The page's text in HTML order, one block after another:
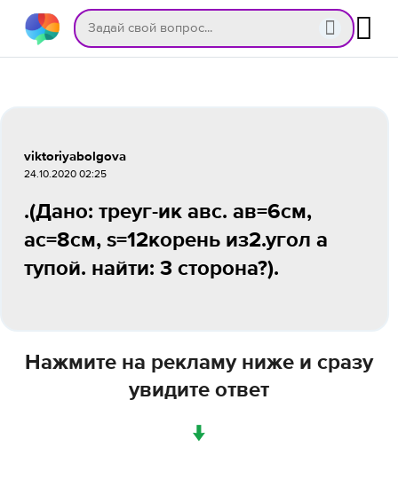
viktoriyabolgova
24.10.2020 02:25
.(Дано: треуг-ик авс. ав=6см,
ас=8см, s=12корень из2.угол а
тупой. найти: 3 сторона?).
Нажмите на рекламу ниже и сразу
увидите ответ
↓